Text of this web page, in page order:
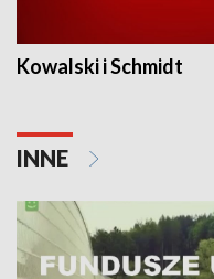
Kowalski i Schmidt
INNE